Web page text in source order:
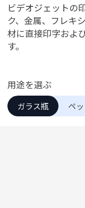
ビデオジェットの
ク、金属、フレキ
材に直接印字およ
す。
用途を選ぶ
ガラス瓶 ペ